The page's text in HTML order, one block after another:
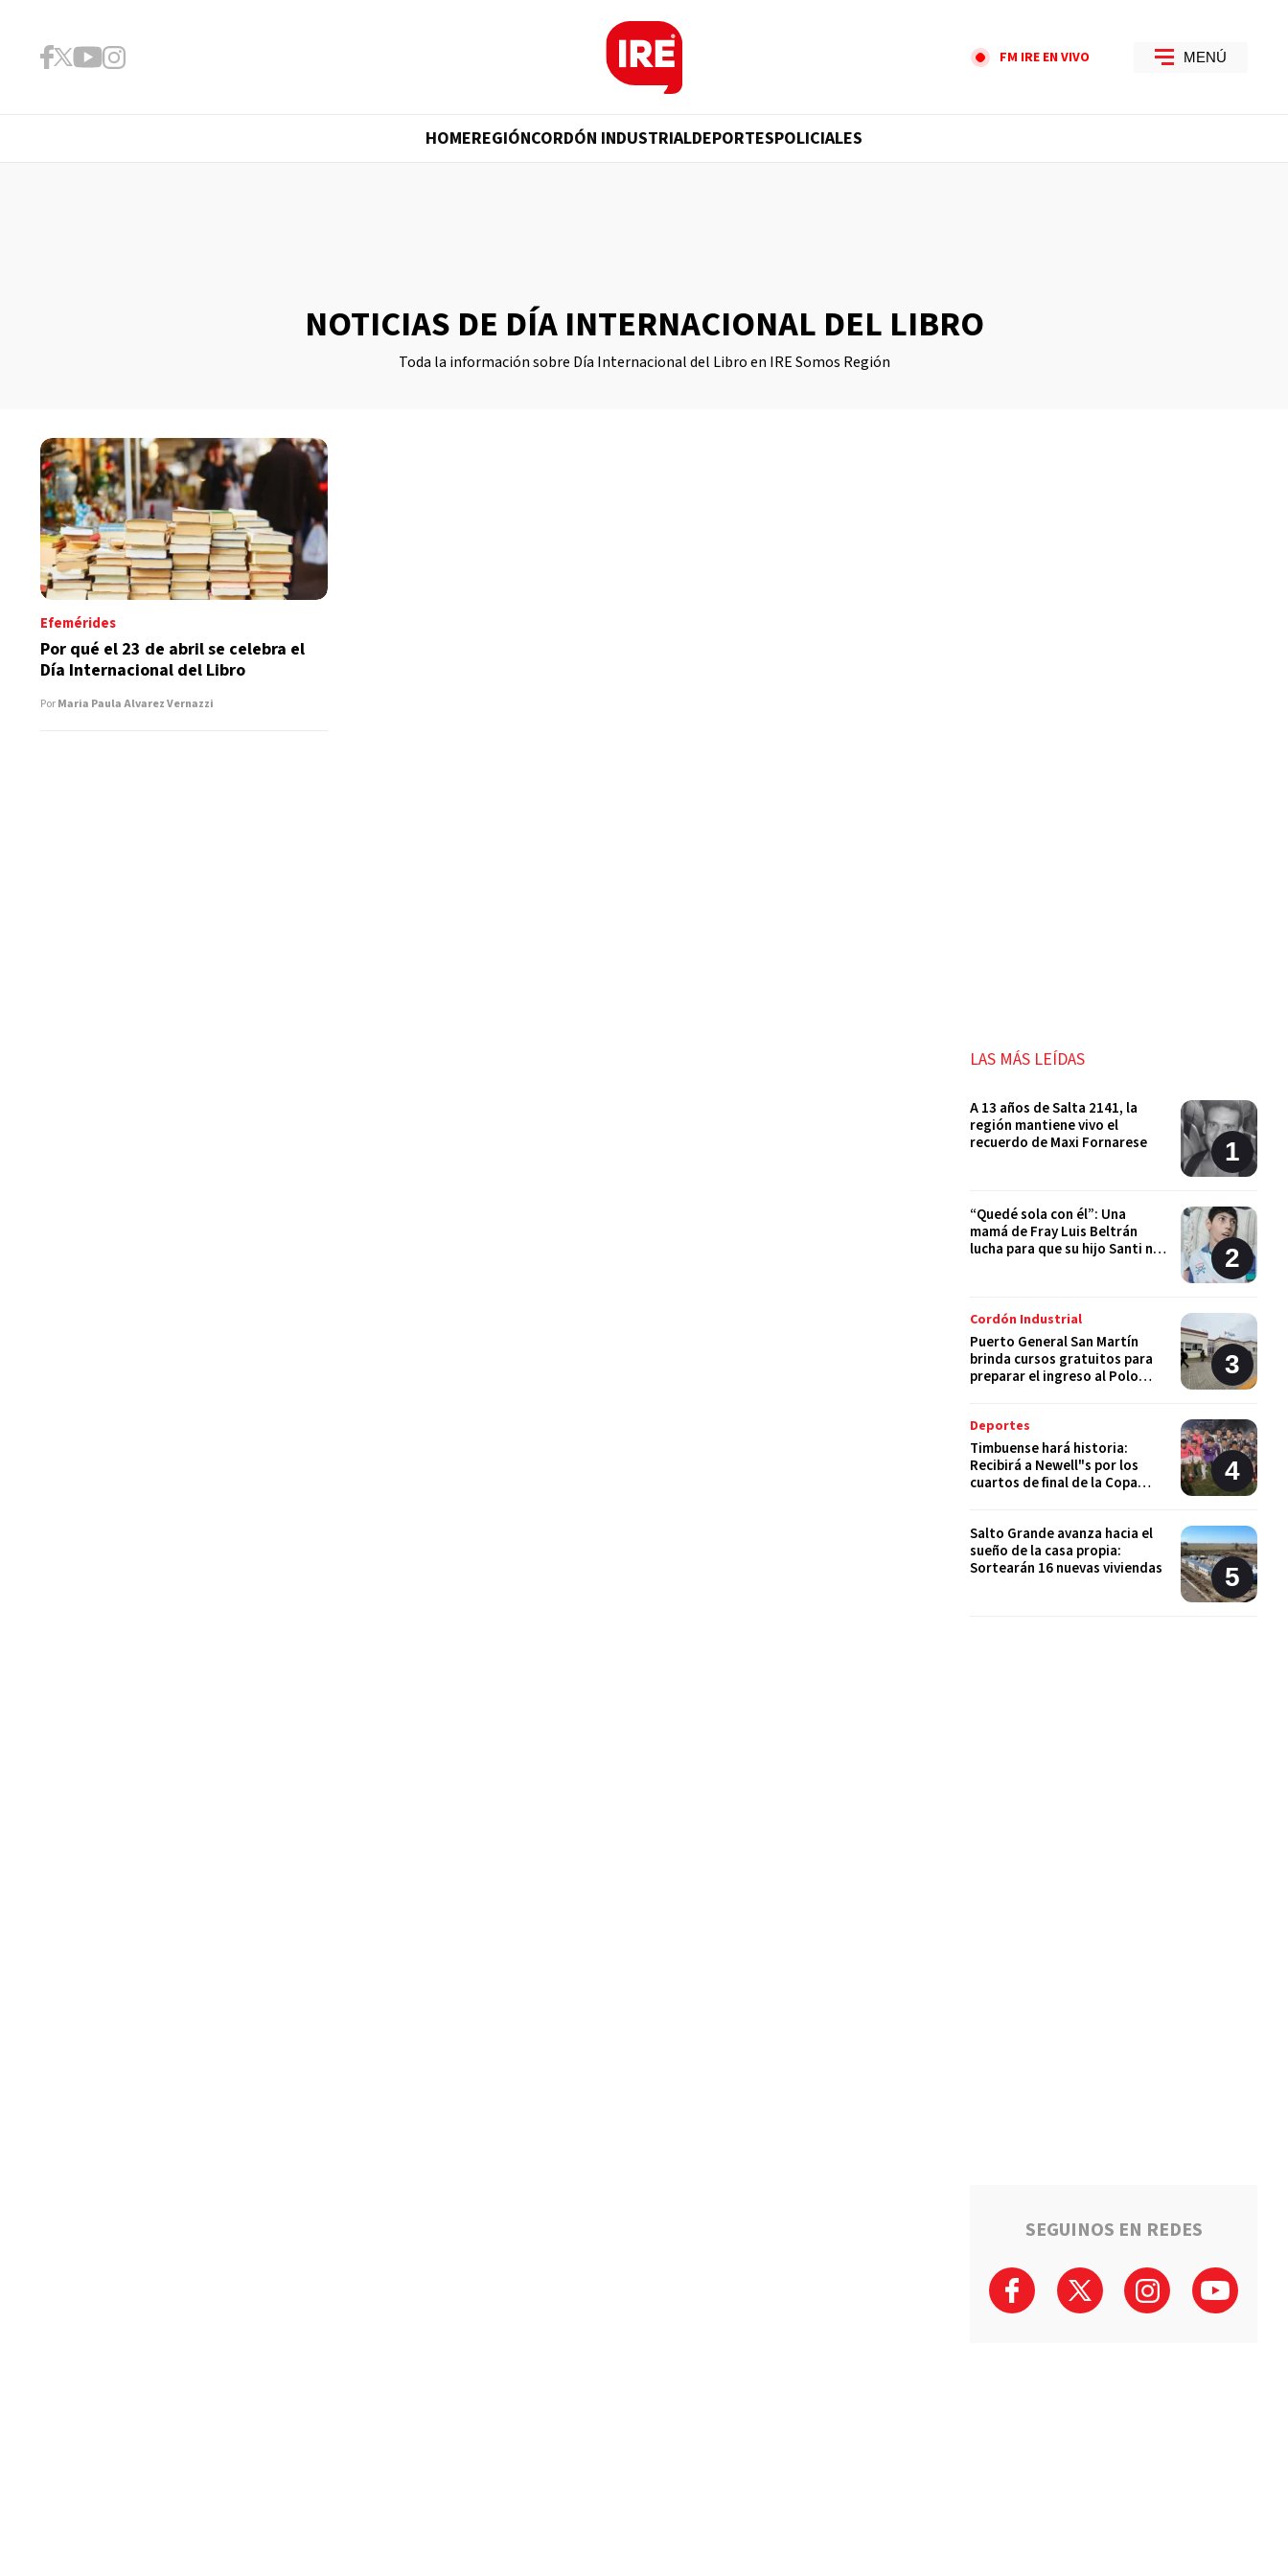
FM IRE EN VIVO MENÚ
HOMEREGIÓNCORDÓN INDUSTRIALDEPORTESPOLICIALES
NOTICIAS DE DÍA INTERNACIONAL DEL LIBRO
Toda la información sobre Día Internacional del Libro en IRE Somos Región
Efemérides
Por qué el 23 de abril se celebra el
Día Internacional del Libro
PorMaria Paula Alvarez Vernazzi
LAS MÁS LEÍDAS
A 13 años de Salta 2141, la
región mantiene vivo el
recuerdo de Maxi Fornarese
“Quedé sola con él”: Una
mamá de Fray Luis Beltrán
lucha para que su hijo Santi no
Cordón Industrial
Puerto General San Martín
brinda cursos gratuitos para
preparar el ingreso al Polo
Deportes
Timbuense hará historia:
Recibirá a Newell"s por los
cuartos de final de la Copa
Salto Grande avanza hacia el
sueño de la casa propia:
Sortearán 16 nuevas viviendas
SEGUINOS EN REDES